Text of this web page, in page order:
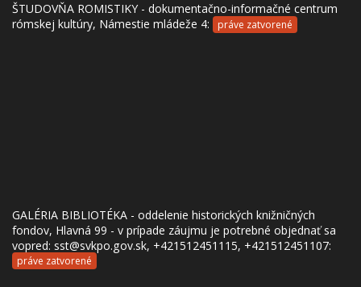
ŠTUDOVŇA ROMISTIKY - dokumentačno-informačné centrum
rómskej kultúry, Námestie mládeže 4:
práve zatvorené
GALÉRIA BIBLIOTÉKA - oddelenie historických knižničných
fondov, Hlavná 99 - v prípade záujmu je potrebné objednať sa
vopred: sst@svkpo.gov.sk, +421512451115, +421512451107:
práve zatvorené